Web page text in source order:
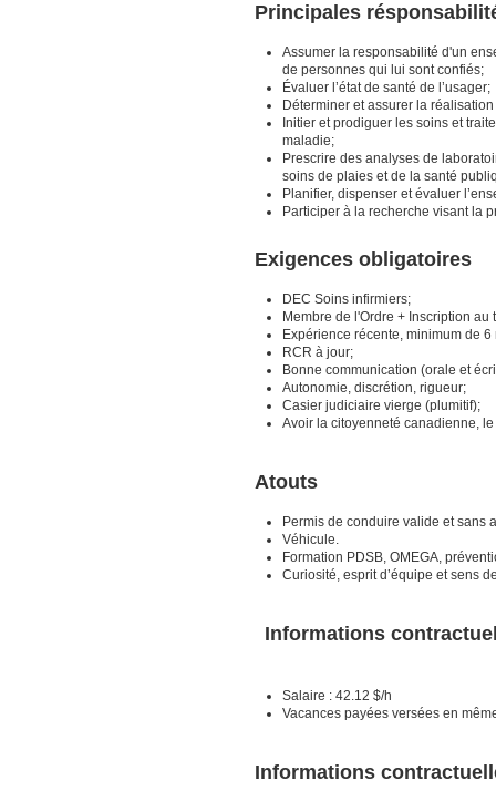
Principales
Assumer la responsabilité d'un
de personnes qui lui sont confiés;
Évaluer l’état de santé de l’usager;
Déterminer et assurer la
Initier et prodiguer les soins et
maladie;
Prescrire des analyses de
soins de plaies et de la santé
Planifier, dispenser et évaluer
Participer à la recherche visant la
Exigences obligatoires
DEC Soins infirmiers;
Membre de l'Ordre + Inscription au
Expérience récente, minimum de
RCR à jour;
Bonne communication (orale et
Autonomie, discrétion, rigueur;
Casier judiciaire vierge (plumitif);
Avoir la citoyenneté canadienne,
Atouts
Permis de conduire valide et sans
Véhicule.
Formation PDSB, OMEGA,
Curiosité, esprit d’équipe et sens
Informations
Salaire : 42.12 $/h
Vacances payées versées en
Informations